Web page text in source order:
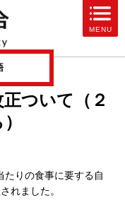
MENU
ついて（２
りの食事に要する自
れました。